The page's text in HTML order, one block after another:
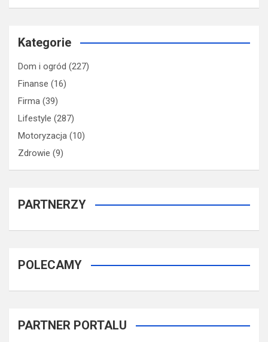
Kategorie
Dom i ogród (227)
Finanse (16)
Firma (39)
Lifestyle (287)
Motoryzacja (10)
Zdrowie (9)
PARTNERZY
POLECAMY
PARTNER PORTALU